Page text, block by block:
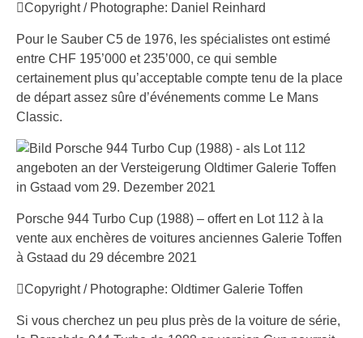
Copyright / Photographe: Daniel Reinhard
Pour le Sauber C5 de 1976, les spécialistes ont estimé
entre CHF 195’000 et 235’000, ce qui semble
certainement plus qu’acceptable compte tenu de la place
de départ assez sûre d’événements comme Le Mans
Classic.
Porsche 944 Turbo Cup (1988) – offert en Lot 112 à la
vente aux enchères de voitures anciennes Galerie Toffen
à Gstaad du 29 décembre 2021
Copyright / Photographe: Oldtimer Galerie Toffen
Si vous cherchez un peu plus près de la voiture de série,